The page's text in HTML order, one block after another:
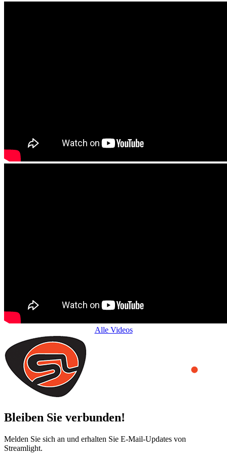
Alle Videos
Bleiben Sie verbunden!
Melden Sie sich an und erhalten Sie E-Mail-Updates von
Streamlight.